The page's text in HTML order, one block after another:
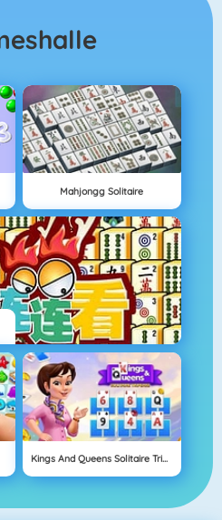
Mahjongg Solitaire
Kings And Queens Solitaire Tripeaks